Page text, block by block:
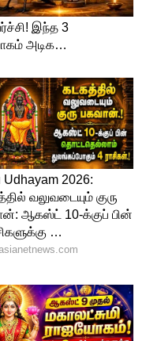
அஜித் குமாரின்
நேரம்.
பிரபல
முதல்
ஸ்டார்
இப்போது